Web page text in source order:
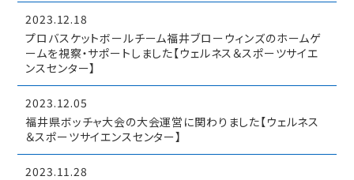
2023.12.18
プロバスケットボールチーム福井ブローウィンズのホームゲ
ームを視察・サポートしました【ウェルネス＆スポーツサイエ
ンスセンター】
2023.12.05
福井県ボッチャ大会の大会運営に関わりました【ウェルネス
＆スポーツサイエンスセンター】
2023.11.28